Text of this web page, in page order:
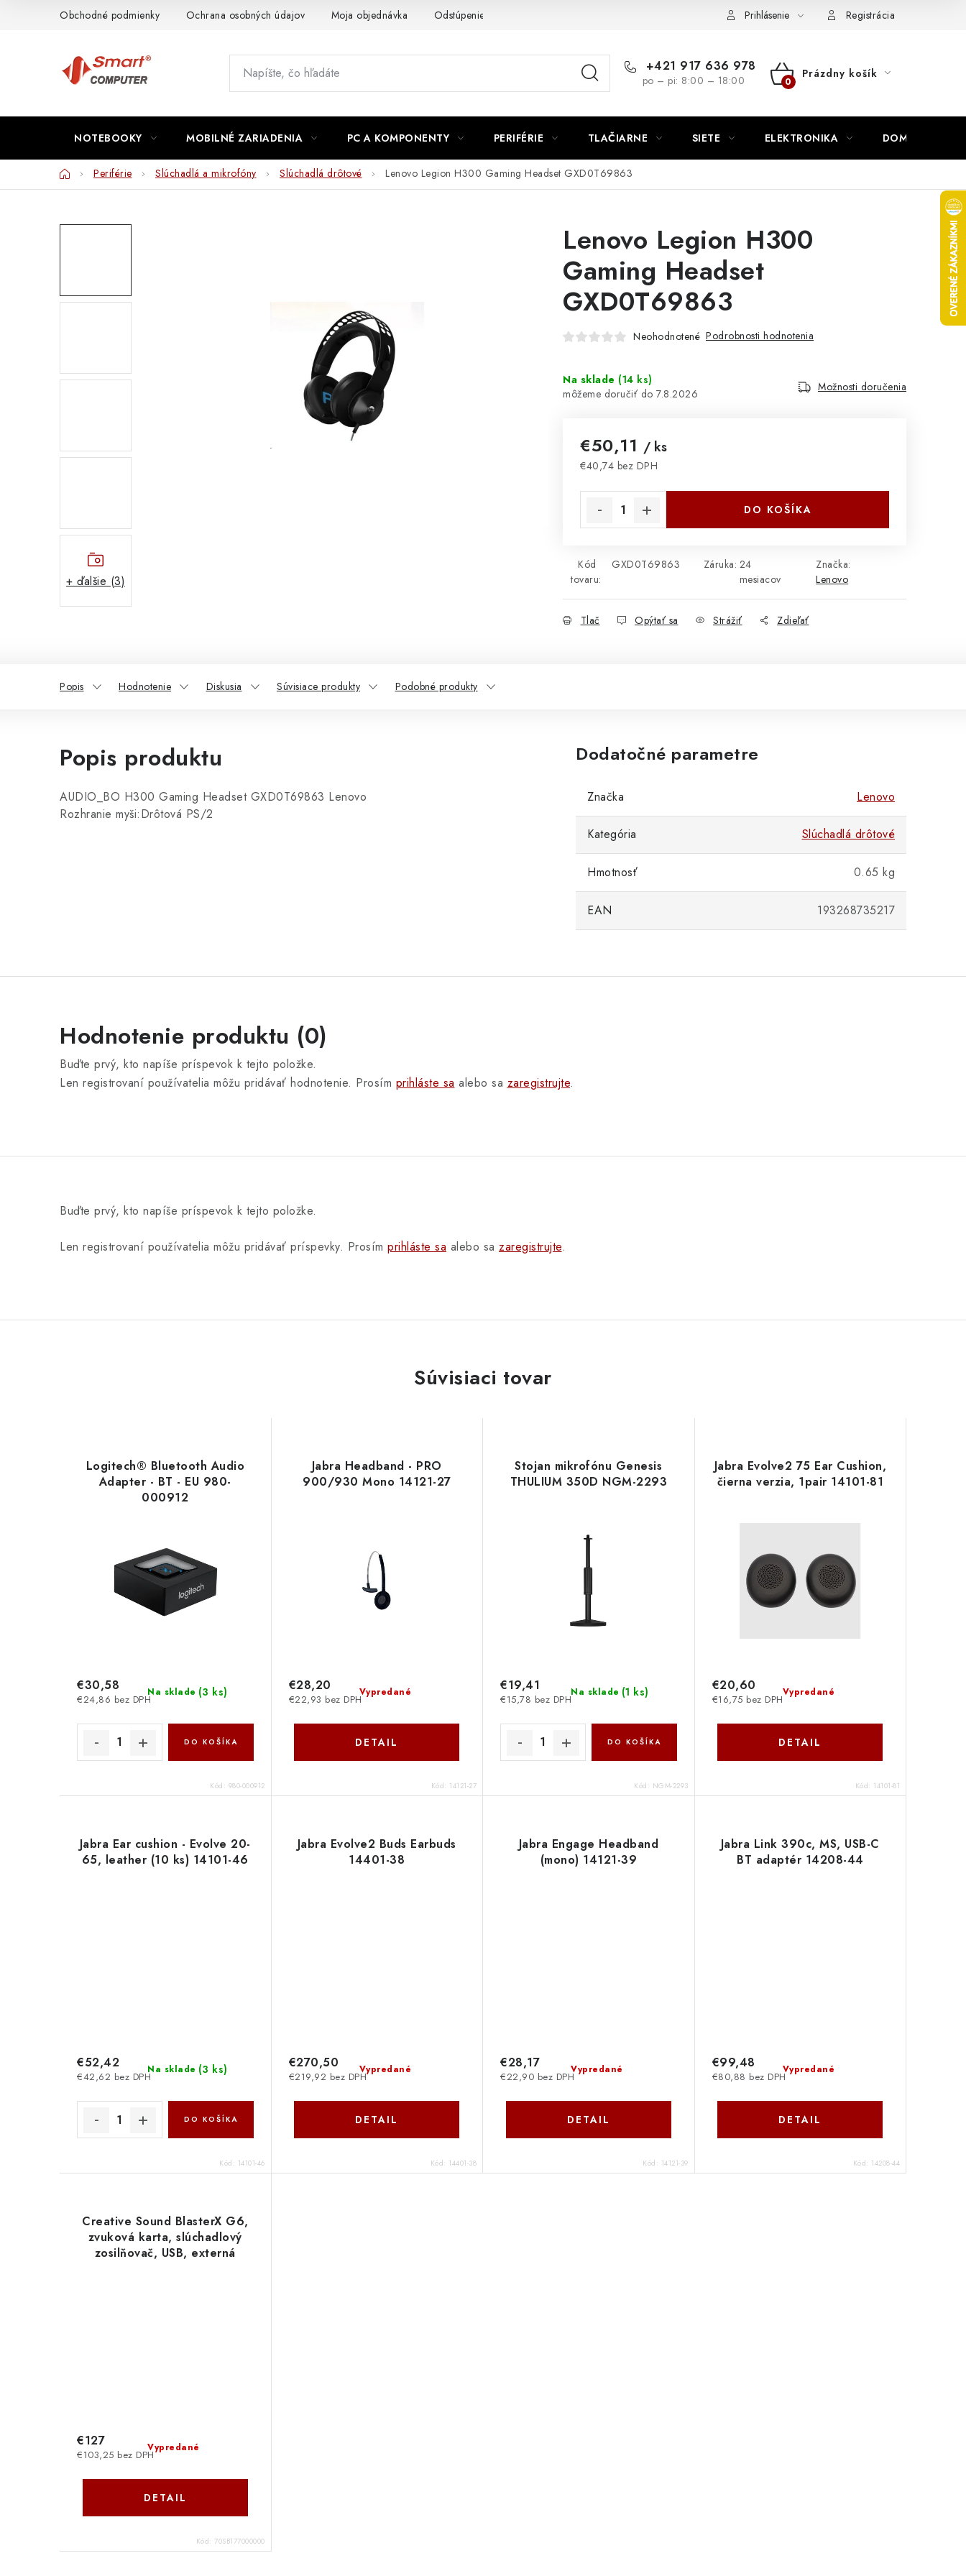
Obchodné podmienky Ochrana osobných údajov Moja objednávka Odstúpenie od zmluvy Napíšte námPrihlásenie Registrácia
+421 917 636 978
po – pi: 8:00 – 18:00
NÁKUPNÝ
Prázdny košík
NOTEBOOKY MOBILNÉ ZARIADENIA PC A KOMPONENTY PERIFÉRIE TLAČIARNE SIETE ELEKTRONIKA DOMÁCNOSŤ
DomovPeriférie Slúchadlá a mikrofóny Slúchadlá drôtové Lenovo Legion H300 Gaming Headset GXD0T69863
+ ďalšie (3)
Lenovo Legion H300
Gaming Headset
GXD0T69863
Neohodnotené Podrobnosti hodnotenia
Na sklade (14 ks)
7.8.2026
Možnosti doručenia
€50,11 / ks
€40,74 bez DPH
DO KOŠÍKA
Kód
tovaru:
GXD0T69863 Záruka: 24
mesiacov
Značka:
Lenovo
Tlač Opýtať sa Strážiť Zdieľať
Popis Hodnotenie Diskusia Súvisiace produkty Podobné produkty
Popis produktu
AUDIO_BO H300 Gaming Headset GXD0T69863 Lenovo
Rozhranie myši:Drôtová PS/2
Dodatočné parametre
Značka Lenovo
Kategória Slúchadlá drôtové
Hmotnosť 0.65 kg
EAN 193268735217
Hodnotenie produktu (0)
Buďte prvý, kto napíše príspevok k tejto položke.
Len registrovaní používatelia môžu pridávať hodnotenie. Prosím prihláste sa alebo sa zaregistrujte.
Buďte prvý, kto napíše príspevok k tejto položke.
Len registrovaní používatelia môžu pridávať príspevky. Prosím prihláste sa alebo sa zaregistrujte.
Súvisiaci tovar
Logitech® Bluetooth Audio
Adapter - BT - EU 980-
000912
Na sklade (3 ks)
€24,86 bez DPH
€30,58
DO KOŠÍKA
Kód: 980-000912
Jabra Headband - PRO
900/930 Mono 14121-27
Vypredané
€22,93 bez DPH
€28,20
DETAIL
Kód: 14121-27
Stojan mikrofónu Genesis
THULIUM 350D NGM-2293
Na sklade (1 ks)
€15,78 bez DPH
€19,41
DO KOŠÍKA
Kód: NGM-2293
Jabra Evolve2 75 Ear Cushion,
čierna verzia, 1pair 14101-81
Vypredané
€16,75 bez DPH
€20,60
DETAIL
Kód: 14101-81
Jabra Ear cushion - Evolve 20-
65, leather (10 ks) 14101-46
Na sklade (3 ks)
€42,62 bez DPH
€52,42
DO KOŠÍKA
Kód: 14101-46
Jabra Evolve2 Buds Earbuds
14401-38
Vypredané
€219,92 bez DPH
€270,50
DETAIL
Kód: 14401-38
Jabra Engage Headband
(mono) 14121-39
Vypredané
€22,90 bez DPH
€28,17
DETAIL
Kód: 14121-39
Jabra Link 390c, MS, USB-C
BT adaptér 14208-44
Vypredané
€80,88 bez DPH
€99,48
DETAIL
Kód: 14208-44
Creative Sound BlasterX G6,
zvuková karta, slúchadlový
zosilňovač, USB, externá
Vypredané
€103,25 bez DPH
€127
DETAIL
Kód: 70SB177000000